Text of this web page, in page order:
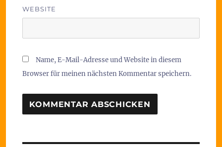
WEBSITE
Name, E-Mail-Adresse und Website in diesem
Browser für meinen nächsten Kommentar speichern.